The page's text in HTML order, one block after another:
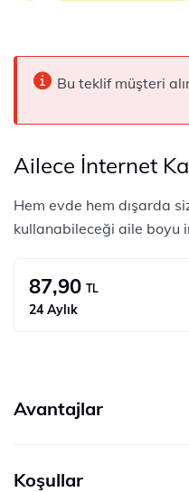
Bu teklif müşteri
Ailece İnternet
Hem evde hem dışarda
kullanabileceği aile boyu
87,90 TL
24 Aylık
Avantajlar
Koşullar